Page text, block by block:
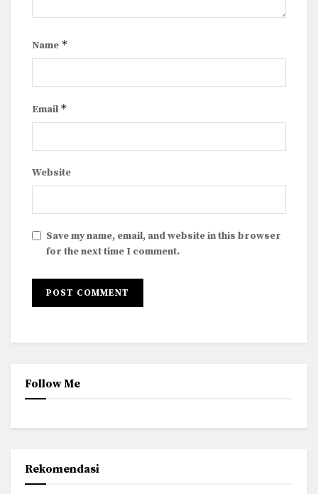
Name *
Email *
Website
Save my name, email, and website in this browser
for the next time I comment.
Follow Me
Rekomendasi